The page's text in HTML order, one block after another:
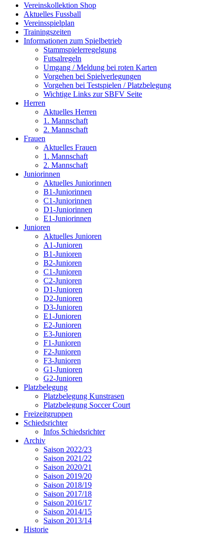
Vereinskollektion Shop
Aktuelles Fussball
Vereinsspielplan
Trainingszeiten
Informationen zum Spielbetrieb
Stammspielerregelgung
Futsalregeln
Umgang / Meldung bei roten Karten
Vorgehen bei Spielverlegungen
Vorgehen bei Testspielen / Platzbelegung
Wichtige Links zur SBFV Seite
Herren
Aktuelles Herren
1. Mannschaft
2. Mannschaft
Frauen
Aktuelles Frauen
1. Mannschaft
2. Mannschaft
Juniorinnen
Aktuelles Juniorinnen
B1-Juniorinnen
C1-Juniorinnen
D1-Juniorinnen
E1-Juniorinnen
Junioren
Aktuelles Junioren
A1-Junioren
B1-Junioren
B2-Junioren
C1-Junioren
C2-Junioren
D1-Junioren
D2-Junioren
D3-Junioren
E1-Junioren
E2-Junioren
E3-Junioren
F1-Junioren
F2-Junioren
F3-Junioren
G1-Junioren
G2-Junioren
Platzbelegung
Platzbelegung Kunstrasen
Platzbelegung Soccer Court
Freizeitgruppen
Schiedsrichter
Infos Schiedsrichter
Archiv
Saison 2022/23
Saison 2021/22
Saison 2020/21
Saison 2019/20
Saison 2018/19
Saison 2017/18
Saison 2016/17
Saison 2014/15
Saison 2013/14
Historie